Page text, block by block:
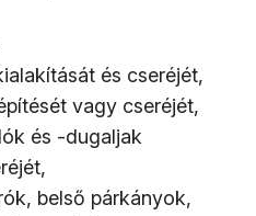
és cseréjét,
vagy cseréjét,
és -dugaljak
belső párkányok,